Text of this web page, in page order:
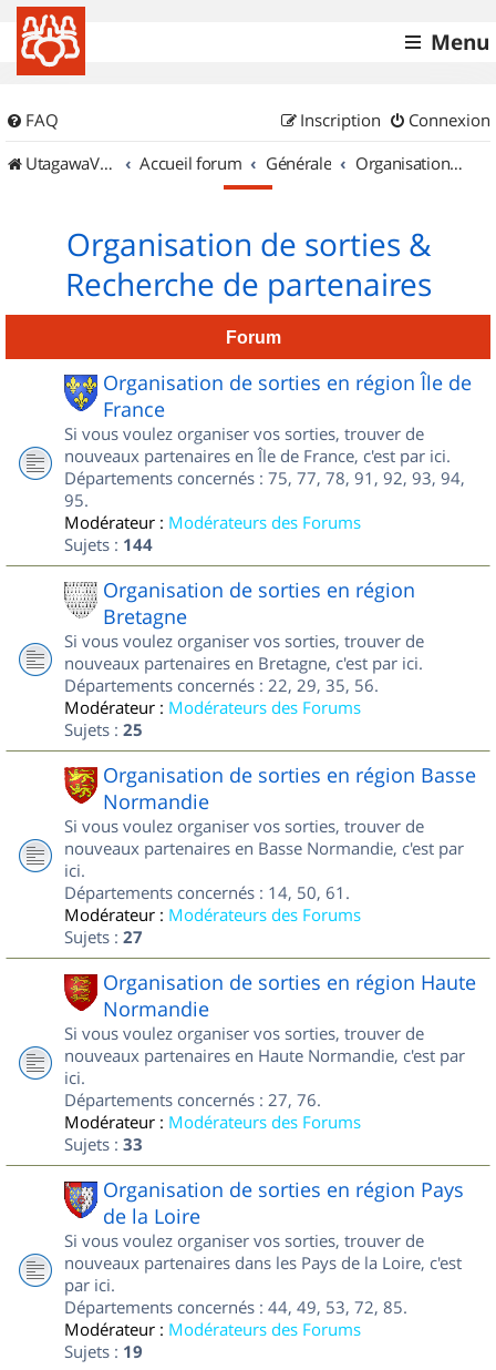
Menu
FAQ Connexion
Inscription
UtagawaVTT (Randos VTT et VTTAE avec traces GPS)
Accueil forum Générale Organisation de sorties & Recherche de partenaires
Organisation de sorties &
Recherche de partenaires
Forum
Organisation de sorties en région Île de
France
Si vous voulez organiser vos sorties, trouver de
nouveaux partenaires en Île de France, c'est par ici.
Départements concernés : 75, 77, 78, 91, 92, 93, 94,
95.
Modérateur : Modérateurs des Forums
Sujets : 144
Organisation de sorties en région
Bretagne
Si vous voulez organiser vos sorties, trouver de
nouveaux partenaires en Bretagne, c'est par ici.
Départements concernés : 22, 29, 35, 56.
Modérateur : Modérateurs des Forums
Sujets : 25
Organisation de sorties en région Basse
Normandie
Si vous voulez organiser vos sorties, trouver de
nouveaux partenaires en Basse Normandie, c'est par
ici.
Départements concernés : 14, 50, 61.
Modérateur : Modérateurs des Forums
Sujets : 27
Organisation de sorties en région Haute
Normandie
Si vous voulez organiser vos sorties, trouver de
nouveaux partenaires en Haute Normandie, c'est par
ici.
Départements concernés : 27, 76.
Modérateur : Modérateurs des Forums
Sujets : 33
Organisation de sorties en région Pays
de la Loire
Si vous voulez organiser vos sorties, trouver de
nouveaux partenaires dans les Pays de la Loire, c'est
par ici.
Départements concernés : 44, 49, 53, 72, 85.
Modérateur : Modérateurs des Forums
Sujets : 19